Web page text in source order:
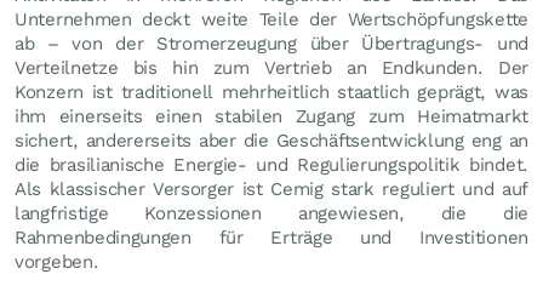
Unternehmen deckt weite Teile der Wertschöpfungskette
ab – von der Stromerzeugung über Übertragungs- und
Verteilnetze bis hin zum Vertrieb an Endkunden. Der
Konzern ist traditionell mehrheitlich staatlich geprägt, was
ihm einerseits einen stabilen Zugang zum Heimatmarkt
sichert, andererseits aber die Geschäftsentwicklung eng an
die brasilianische Energie- und Regulierungspolitik bindet.
Als klassischer Versorger ist Cemig stark reguliert und auf
langfristige Konzessionen angewiesen, die die
Rahmenbedingungen für Erträge und Investitionen
vorgeben.